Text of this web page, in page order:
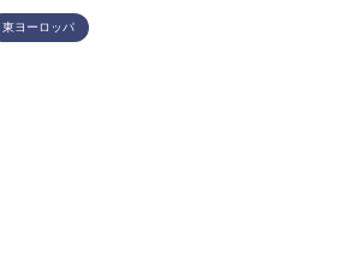
東ヨーロッパ